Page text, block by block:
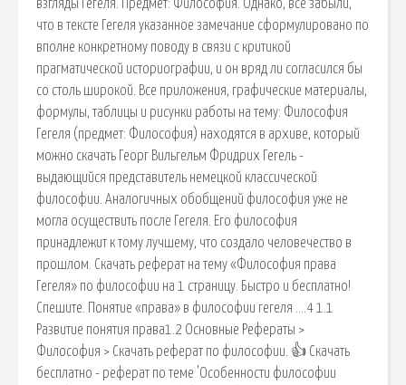
взгляды Гегеля. Предмет: Философия. Однако, все забыли,
что в тексте Гегеля указанное замечание сформулировано по
вполне конкретному поводу в связи с критикой
прагматической историографии, и он вряд ли согласился бы
со столь широкой. Все приложения, графические материалы,
формулы, таблицы и рисунки работы на тему: Философия
Гегеля (предмет: Философия) находятся в архиве, который
можно скачать Георг Вильгельм Фридрих Гегель -
выдающийся представитель немецкой классической
философии. Аналогичных обобщений философия уже не
могла осуществить после Гегеля. Его философия
принадлежит к тому лучшему, что создало человечество в
прошлом. Скачать реферат на тему «Философия права
Гегеля» по философии на 1 страницу. Быстро и бесплатно!
Спешите. Понятие «права» в философии гегеля ….4 1.1
Развитие понятия права1.2 Основные Рефераты >
Философия > Скачать реферат по философии. 👍 Скачать
бесплатно - реферат по теме 'Особенности философии